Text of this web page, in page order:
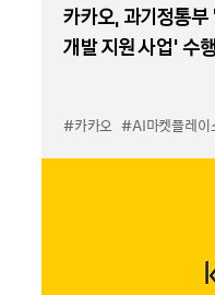
카카오, 과기정통부
개발 지원 사업’ 수
#카카오 #AI마켓플레이